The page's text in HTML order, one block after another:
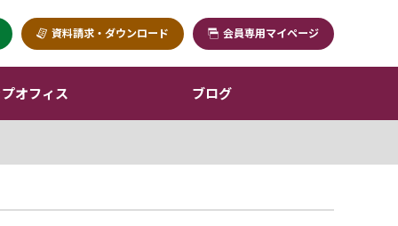
オフィス ブログ
会員専用マイページ
資料請求・ダウンロード